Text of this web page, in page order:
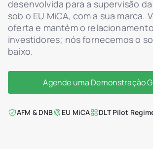
desenvolvida para a supervisão da
sob o EU MiCA, com a sua marca.
oferta e mantém o
investidores; nós fornecemos o
baixo.
Agende uma Demonstração
AFM & DNB EU MiCA DLT Pilot